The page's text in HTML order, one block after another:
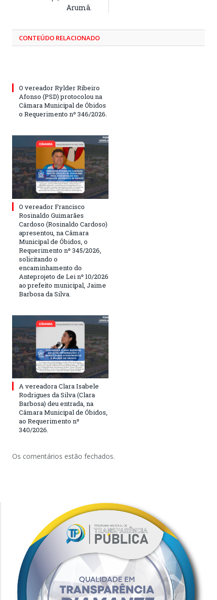
Arumã.
CONTEÚDO RELACIONADO
O vereador Rylder Ribeiro
Afonso (PSD) protocolou na
Câmara Municipal de Óbidos
o Requerimento nº 346/2026.
O vereador Francisco
Rosinaldo Guimarães
Cardoso (Rosinaldo Cardoso)
apresentou, na Câmara
Municipal de Óbidos, o
Requerimento nº 345/2026,
solicitando o
encaminhamento do
Anteprojeto de Lei nº 10/2026
ao prefeito municipal, Jaime
Barbosa da Silva.
A vereadora Clara Isabele
Rodrigues da Silva (Clara
Barbosa) deu entrada, na
Câmara Municipal de Óbidos,
ao Requerimento nº
340/2026.
Os comentários estão fechados.